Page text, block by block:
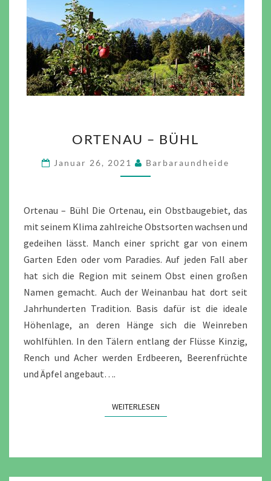
–
BÜHL
ORTENAU – BÜHL
Januar 26, 2021 Barbaraundheide
Ortenau – Bühl Die Ortenau, ein Obstbaugebiet, das
mit seinem Klima zahlreiche Obstsorten wachsen und
gedeihen lässt. Manch einer spricht gar von einem
Garten Eden oder vom Paradies. Auf jeden Fall aber
hat sich die Region mit seinem Obst einen großen
Namen gemacht. Auch der Weinanbau hat dort seit
Jahrhunderten Tradition. Basis dafür ist die ideale
Höhenlage, an deren Hänge sich die Weinreben
wohlfühlen. In den Tälern entlang der Flüsse Kinzig,
Rench und Acher werden Erdbeeren, Beerenfrüchte
und Äpfel angebaut….
WEITERLESENWEITERLESEN